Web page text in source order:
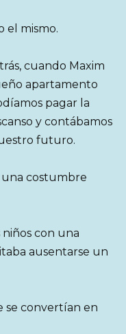
el mismo.
cuando Maxim
apartamento
pagar la
y contábamos
futuro.
una costumbre
niños con una
ausentarse un
se convertían en